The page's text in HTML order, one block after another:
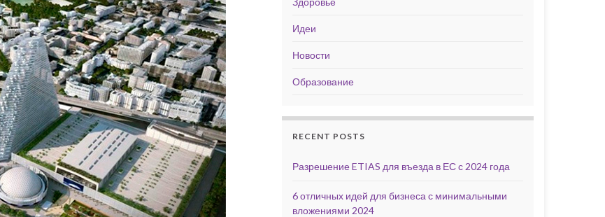
Идеи
Новости
Образование
RECENT POSTS
Разрешение ETIAS для въезда в ЕС с 2024 года
6 отличных идей для бизнеса с минимальными
вложениями 2024